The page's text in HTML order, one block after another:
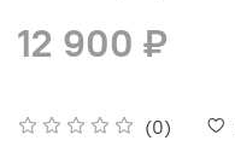
(0)
12 900 ₽